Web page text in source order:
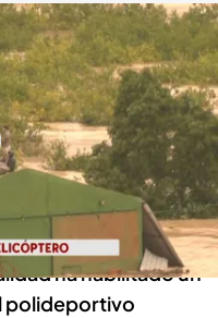
atrapada en el tejado de su
Europa Press
a su paso
y ha dejado varias
ha habilitado un
polideportivo